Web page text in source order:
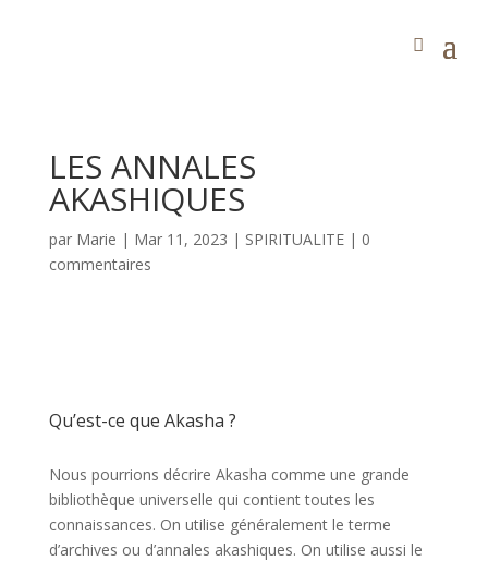
LES ANNALES
AKASHIQUES
par Marie | Mar 11, 2023 | SPIRITUALITE| 0
commentaires
Qu’est-ce que Akasha ?
Nous pourrions décrire Akasha comme une grande
bibliothèque universelle qui contient toutes les
connaissances. On utilise généralement le terme
d’archives ou d’annales akashiques. On utilise aussi le